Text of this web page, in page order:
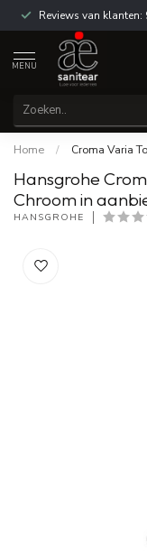
Reviews van klanten:
MENU
Home / Croma Varia
Hansgrohe
Chroom in
HANSGROHE